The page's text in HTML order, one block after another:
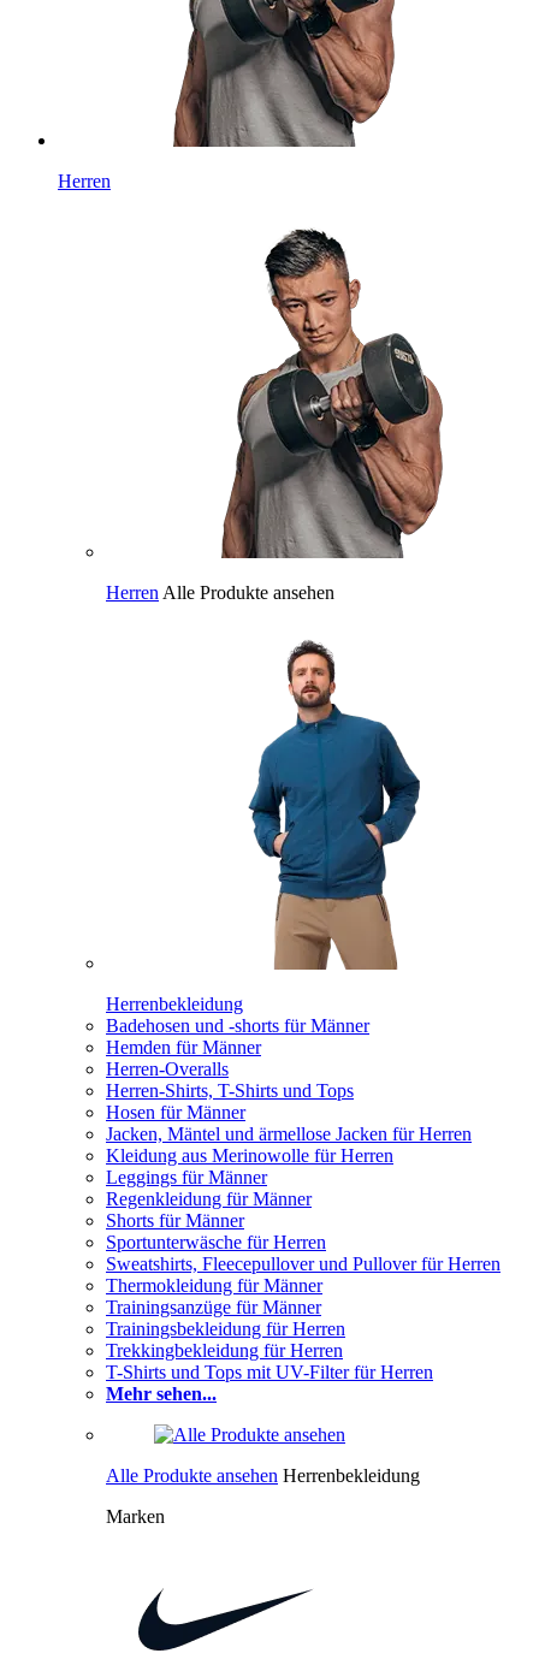
Herren
Herren Alle Produkte ansehen
Herrenbekleidung
Badehosen und -shorts für Männer
Hemden für Männer
Herren-Overalls
Herren-Shirts, T-Shirts und Tops
Hosen für Männer
Jacken, Mäntel und ärmellose Jacken für Herren
Kleidung aus Merinowolle für Herren
Leggings für Männer
Regenkleidung für Männer
Shorts für Männer
Sportunterwäsche für Herren
Sweatshirts, Fleecepullover und Pullover für Herren
Thermokleidung für Männer
Trainingsanzüge für Männer
Trainingsbekleidung für Herren
Trekkingbekleidung für Herren
T-Shirts und Tops mit UV-Filter für Herren
Mehr sehen...
Alle Produkte ansehen Herrenbekleidung
Marken